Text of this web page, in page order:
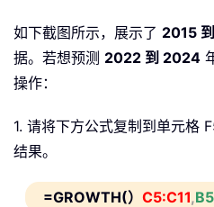
如下截图所示，展示了 2015
据。若想预测 2022 到 2024
操作：
1. 请将下方公式复制到单元格
结果。
=GROWTH(） C5:C11,